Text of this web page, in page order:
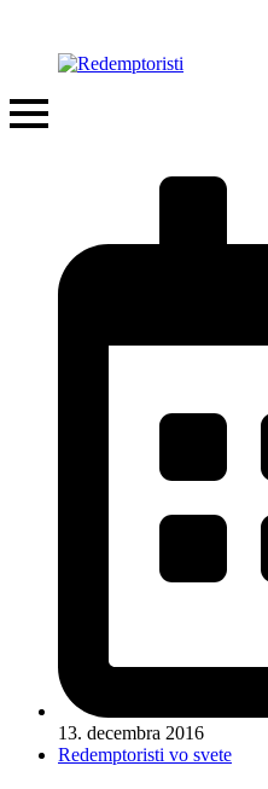
13. decembra 2016
Redemptoristi vo svete